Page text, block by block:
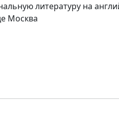
литературу на
Москва